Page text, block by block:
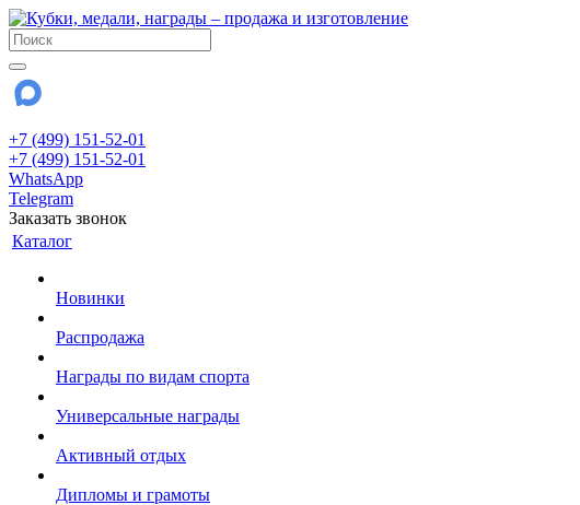
+7 (499) 151-52-01
+7 (499) 151-52-01
WhatsApp
Telegram
Заказать звонок
Каталог
Новинки
Распродажа
Награды по видам спорта
Универсальные награды
Активный отдых
Дипломы и грамоты